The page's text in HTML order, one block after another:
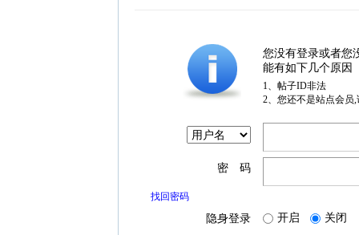
您没有登录或者您
能有如下几个原因
1、帖子ID非法
2、您还不是站点会员
密 码
找回密码
隐身登录 开启 关闭